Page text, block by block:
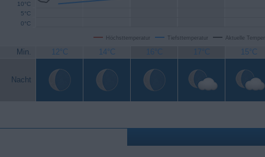
Höchsttemperatur Tiefsttemperatur Aktuelle
0°C
5°C
10°C
Min. 12°C 14°C 16°C 17°C 15°C
Nacht